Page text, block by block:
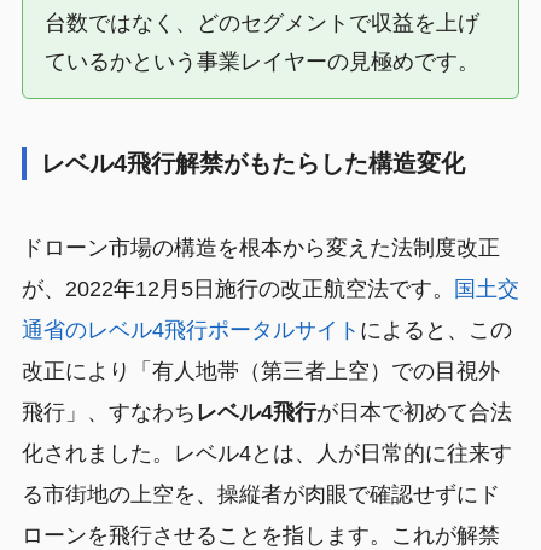
台数ではなく、どのセグメントで収益を上げ
ているかという事業レイヤーの見極めです。
レベル4飛行解禁がもたらした構造変化
ドローン市場の構造を根本から変えた法制度改正
が、2022年12月5日施行の改正航空法です。
国土交
通省のレベル4飛行ポータルサイト によると、この
改正により「有人地帯（第三者上空）での目視外
飛行」、すなわち レベル4飛行が日本で初めて合法
化されました。レベル4とは、人が日常的に往来す
る市街地の上空を、操縦者が肉眼で確認せずにド
ローンを飛行させることを指します。これが解禁